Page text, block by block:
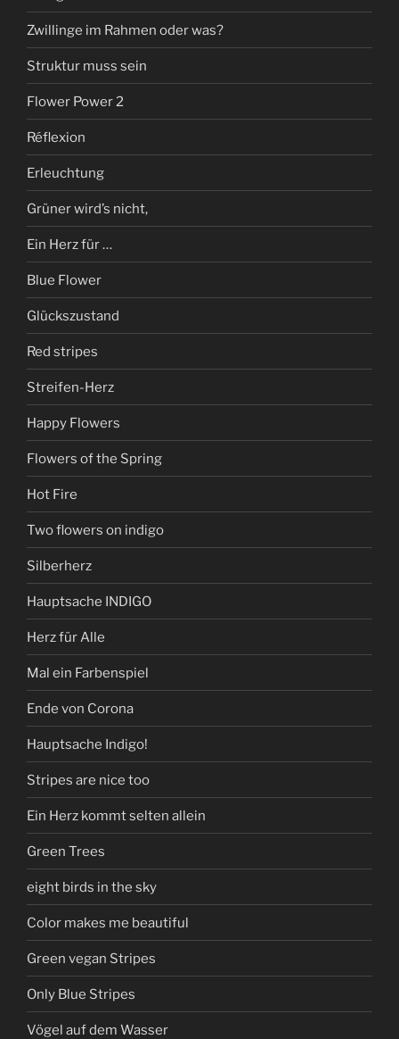
Zwillinge im Rahmen oder was?
Struktur muss sein
Flower Power 2
Réflexion
Erleuchtung
Grüner wird’s nicht,
Ein Herz für …
Blue Flower
Glückszustand
Red stripes
Streifen-Herz
Happy Flowers
Flowers of the Spring
Hot Fire
Two flowers on indigo
Silberherz
Hauptsache INDIGO
Herz für Alle
Mal ein Farbenspiel
Ende von Corona
Hauptsache Indigo!
Stripes are nice too
Ein Herz kommt selten allein
Green Trees
eight birds in the sky
Color makes me beautiful
Green vegan Stripes
Only Blue Stripes
Vögel auf dem Wasser